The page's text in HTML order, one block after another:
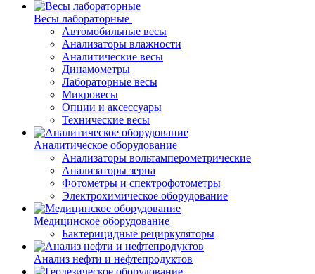
Весы лабораторные
Автомобильные весы
Анализаторы влажности
Аналитические весы
Динамометры
Лабораторные весы
Микровесы
Опции и аксессуары
Технические весы
Аналитическое оборудование
Анализаторы вольтамперометрические
Анализаторы зерна
Фотометры и спектрофотометры
Электрохимическое оборудование
Медицинское оборудование
Бактерицидные рециркуляторы
Анализ нефти и нефтепродуктов